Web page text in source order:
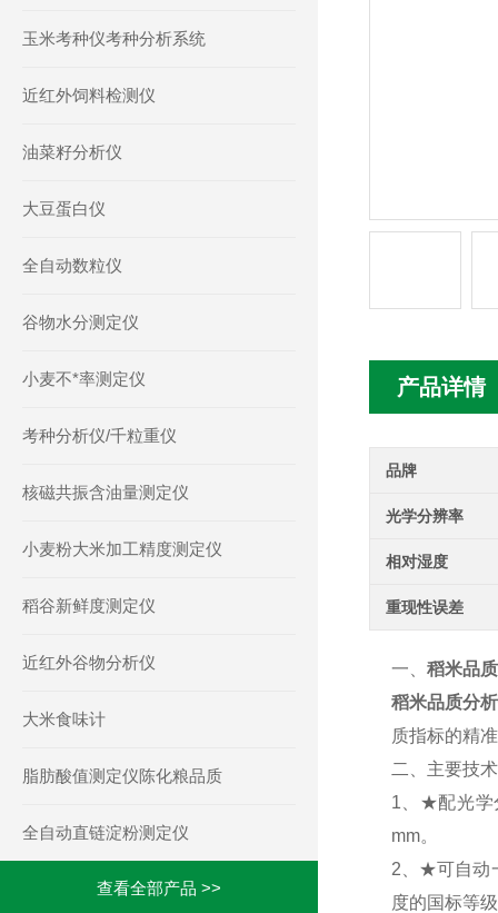
产品详情
品牌
光学分辨率
相对湿度
重现性误差
一、 稻米品
稻米品质分
质指标的精
二、主要技
1、★配光学
mm。
2、★可自动
度的国标等
玉米考种仪考种分析系统
近红外饲料检测仪
油菜籽分析仪
大豆蛋白仪
全自动数粒仪
谷物水分测定仪
小麦不*率测定仪
考种分析仪/千粒重仪
核磁共振含油量测定仪
小麦粉大米加工精度测定仪
稻谷新鲜度测定仪
近红外谷物分析仪
大米食味计
脂肪酸值测定仪陈化粮品质
全自动直链淀粉测定仪
查看全部产品 >>